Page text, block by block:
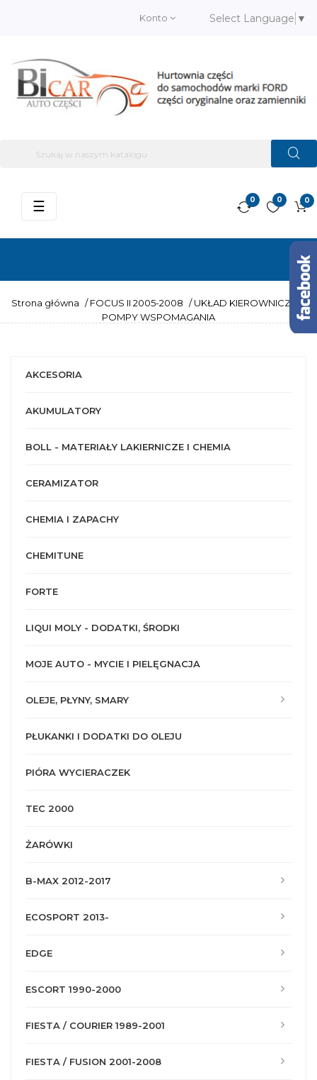
Konto Select Language ▼
0
0
0
Przełącz
☰
Strona główna / FOCUS II 2005-2008 / UKŁAD KIEROWNICZY
/
POMPY WSPOMAGANIA
AKCESORIA
AKUMULATORY
BOLL - MATERIAŁY LAKIERNICZE I CHEMIA
CERAMIZATOR
CHEMIA I ZAPACHY
CHEMITUNE
FORTE
LIQUI MOLY - DODATKI, ŚRODKI
MOJE AUTO - MYCIE I PIELĘGNACJA
OLEJE, PŁYNY, SMARY
PŁUKANKI I DODATKI DO OLEJU
PIÓRA WYCIERACZEK
TEC 2000
ŻARÓWKI
B-MAX 2012-2017
ECOSPORT 2013-
EDGE
ESCORT 1990-2000
FIESTA / COURIER 1989-2001
FIESTA / FUSION 2001-2008